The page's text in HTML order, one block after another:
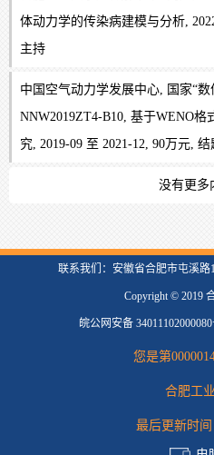
体动力学的传染病建模与分析,
主持
中国空气动力学发展中心, 国家“
NNW2019ZT4-B10, 基于WENO
究, 2019-09 至 2021-12, 90万元,
没有更多
联系我们：安徽省合肥市屯溪路
Copyright © 2019
皖公网安备
您是第
合肥工
最后更新时间